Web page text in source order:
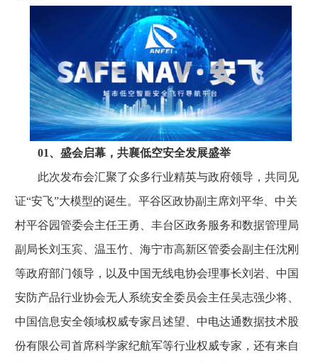
01、盛会启幕，共襄低空安全发展盛举
此次发布会汇聚了众多行业精英与政府领导，共同见
证“安飞”大模型的诞生。平谷区政协副主席刘平华、中关
村平谷园管委会主任王勇、丰台区政务服务和数据管理局
副局长刘玉宾、温玉竹、海宁市高新区管委会副主任沈刚
等政府部门领导，以及中国无线电协会理事长刘岩、中国
安防产品行业协会无人系统安全委员会主任吴志强少将、
中国信息安全领域权威专家吕述望、中电达通数据技术股
份有限公司首席科学家纪航军等行业权威专家，还有来自